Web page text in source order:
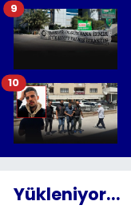
9
10
Yükleniyor...